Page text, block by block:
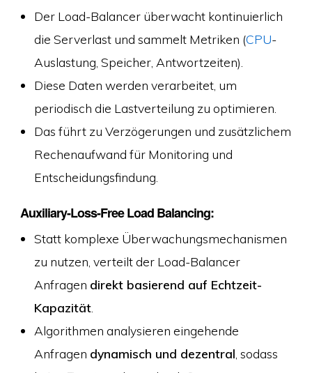
Der Load-Balancer überwacht kontinuierlich
die Serverlast und sammelt Metriken (CPU-
Auslastung, Speicher, Antwortzeiten).
Diese Daten werden verarbeitet, um
periodisch die Lastverteilung zu optimieren.
Das führt zu Verzögerungen und zusätzlichem
Rechenaufwand für Monitoring und
Entscheidungsfindung.
Auxiliary-Loss-Free Load Balancing:
Statt komplexe Überwachungsmechanismen
zu nutzen, verteilt der Load-Balancer
Anfragen direkt basierend auf Echtzeit-
Kapazität.
Algorithmen analysieren eingehende
Anfragen dynamisch und dezentral , sodass